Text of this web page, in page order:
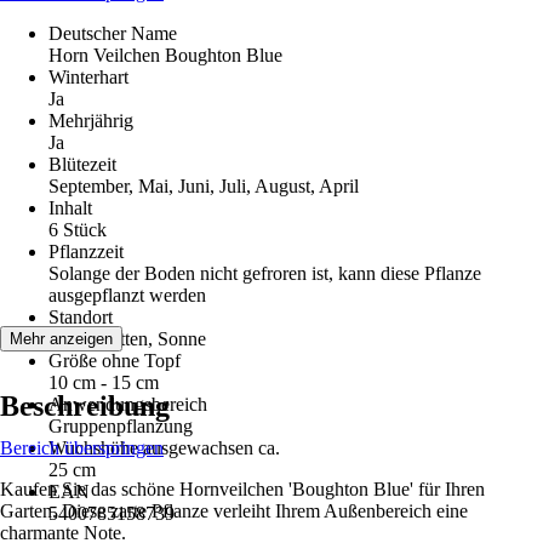
Deutscher Name
Horn Veilchen Boughton Blue
Winterhart
Ja
Mehrjährig
Ja
Blütezeit
September, Mai, Juni, Juli, August, April
Inhalt
6 Stück
Pflanzzeit
Solange der Boden nicht gefroren ist, kann diese Pflanze
ausgepflanzt werden
Standort
Halbschatten, Sonne
Größe ohne Topf
10 cm - 15 cm
Anwendungsbereich
Gruppenpflanzung
Wuchshöhe ausgewachsen ca.
25 cm
EAN
5400785158739
Mehr anzeigen
Beschreibung
Bereich überspringen
Kaufen Sie das schöne Hornveilchen 'Boughton Blue' für Ihren
Garten. Diese zarte Pflanze verleiht Ihrem Außenbereich eine
charmante Note.